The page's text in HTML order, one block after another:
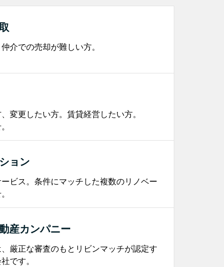
介での売却が難しい方。
変更したい方。賃貸経営したい方。
ョン
ビス。条件にマッチした複数のリノベー
産カンパニー
厳正な審査のもとリビンマッチが認定す
です。